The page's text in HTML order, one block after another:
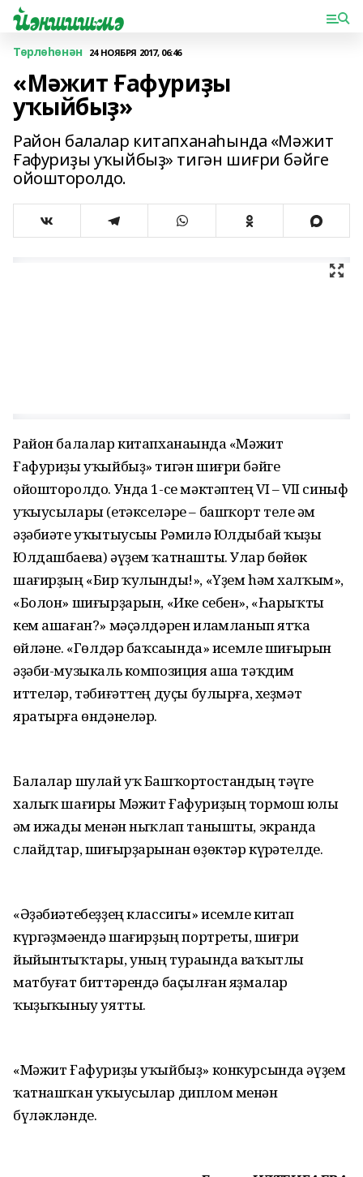
Төрлөһөнән 24 НОЯБРЯ 2017, 06:46
«Мәжит Ғафуриҙы
уҡыйбыҙ»
Район балалар китапханаһында «Мәжит
Ғафуриҙы уҡыйбыҙ» тигән шиғри бәйге
ойошторолдо.
Район балалар китапханаһында «Мәжит
Ғафуриҙы уҡыйбыҙ» тигән шиғри бәйге
ойошторолдо. Унда 1-се мәк­тәптең VI – VII синыф
уҡыу­сылары (етәкселәре – башҡорт теле һәм
әҙәбиәте уҡытыусыһы Рәмилә Юлдыбай ҡыҙы
Юлдашбаева) әүҙем ҡатнашты. Улар бөйөк
шағирҙың «Бир ҡулынды!», «Үҙем hәм хал­ҡым»,
«Болон» шиғырҙарын, «Ике себен», «Һарыҡты
кем ашаған?» мәҫәлдәрен илһам­ланып ятҡа
һөйләне. «Гөлдәр баҡсаһында» исемле шиғырын
әҙәби-музыкаль компози­ция аша тәҡдим
иттеләр, тәбиғәттең дуҫы булырға, хеҙмәт
яратырға өндәне­ләр.
Балалар шулай уҡ Башҡорт­остандың тәүге
халыҡ шағиры Мәжит Ғафуриҙың тормош юлы
һәм ижады менән ныҡлап танышты, экранда
слайдтар, шиғырҙарынан өҙөктәр күрһәтелде.
«Әҙәбиәтебеҙҙең классигы» исемле китап
күргәҙмә­һендә шағирҙың портреты, шиғри
йыйынтыҡтары, уның тураһында ваҡытлы
матбуғат биттәрендә баҫылған яҙмалар
ҡыҙыҡһыныу уятты.
«Мәжит Ғафуриҙы уҡыйбыҙ» конкурсында әүҙем
ҡатнашҡан уҡыусылар диплом менән
бүләкләнде.